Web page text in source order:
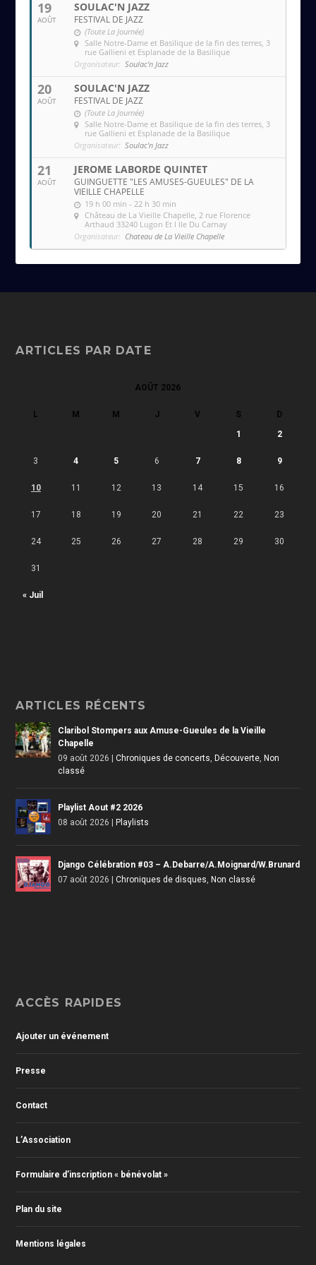
19
AOÛT
SOULAC'N JAZZ
FESTIVAL DE JAZZ
(Toute La Journée)
Salle Notre-Dame et Basilique de la fin des terres , 3
rue Gallieni et Esplanade de la Basilique
Organisateur: Soulac'n Jazz
20
AOÛT
SOULAC'N JAZZ
FESTIVAL DE JAZZ
(Toute La Journée)
Salle Notre-Dame et Basilique de la fin des terres , 3
rue Gallieni et Esplanade de la Basilique
Organisateur: Soulac'n Jazz
21
AOÛT
JEROME LABORDE QUINTET
GUINGUETTE "LES AMUSES-GUEULES" DE LA
VIEILLE CHAPELLE
19 h 00 min - 22 h 30 min
Château de La Vieille Chapelle , 2 rue Florence
Arthaud 33240 Lugon Et l Ile Du Carnay
Organisateur: Chateau de La Vieille Chapelle
ARTICLES PAR DATE
AOÛT 2026
L M M J V S D
« Juil
1 2
3 4 5 6 7 8 9
10 11 12 13 14 15 16
17 18 19 20 21 22 23
24 25 26 27 28 29 30
31
ARTICLES RÉCENTS
Claribol Stompers aux Amuse-Gueules de la Vieille
Chapelle
09 août 2026 |Chroniques de concerts,Découverte,Non
classé
Playlist Aout #2 2026
08 août 2026 |Playlists
Django Célébration #03 – A.Debarre/A.Moignard/W.Brunard
07 août 2026 |Chroniques de disques,Non classé
ACCÈS RAPIDES
Ajouter un événement
Presse
Contact
L’Association
Formulaire d’inscription « bénévolat »
Plan du site
Mentions légales